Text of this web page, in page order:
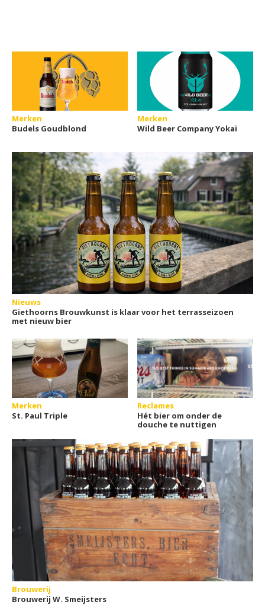
Merken
Budels Goudblond
Merken
Wild Beer Company Yokai
Nieuws
Giethoorns Brouwkunst is klaar voor het terrasseizoen
met nieuw bier
Merken
St. Paul Triple
Reclames
Hét bier om onder de
douche te nuttigen
Brouwerij
Brouwerij W. Smeijsters